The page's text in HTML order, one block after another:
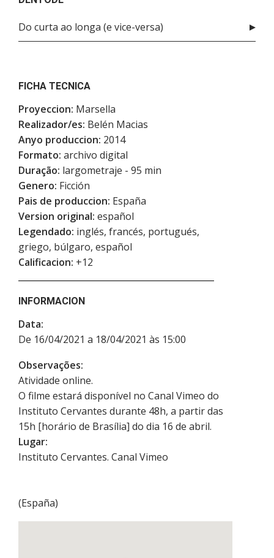
Do curta ao longa (e vice-versa)
FICHA TECNICA
Proyeccion: Marsella
Realizador/es: Belén Macias
Anyo produccion: 2014
Formato: archivo digital
Duração: largometraje - 95 min
Genero: Ficción
Pais de produccion: España
Version original: español
Legendado: inglés, francés, portugués,
griego, búlgaro, español
Calificacion: +12
INFORMACION
Data:
De 16/04/2021 a 18/04/2021 às 15:00
Observações:
Atividade online.
O filme estará disponível no Canal Vimeo do
Instituto Cervantes durante 48h, a partir das
15h [horário de Brasília] do dia 16 de abril.
Lugar:
Instituto Cervantes. Canal Vimeo
(España)